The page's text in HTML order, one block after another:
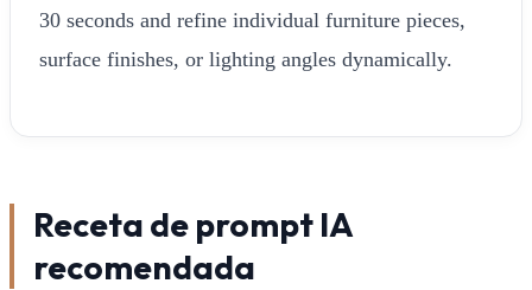
30 seconds and refine individual furniture pieces,
surface finishes, or lighting angles dynamically.
Receta de prompt IA
recomendada